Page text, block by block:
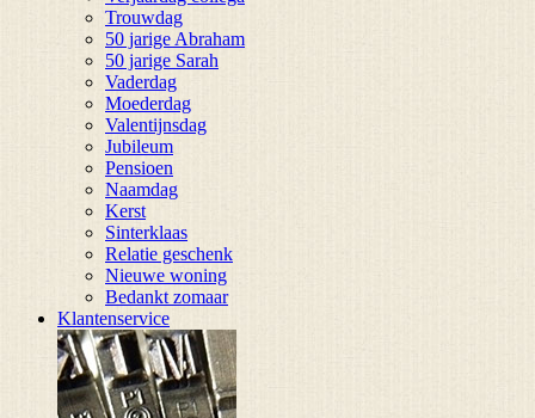
Trouwdag
50 jarige Abraham
50 jarige Sarah
Vaderdag
Moederdag
Valentijnsdag
Jubileum
Pensioen
Naamdag
Kerst
Sinterklaas
Relatie geschenk
Nieuwe woning
Bedankt zomaar
Klantenservice